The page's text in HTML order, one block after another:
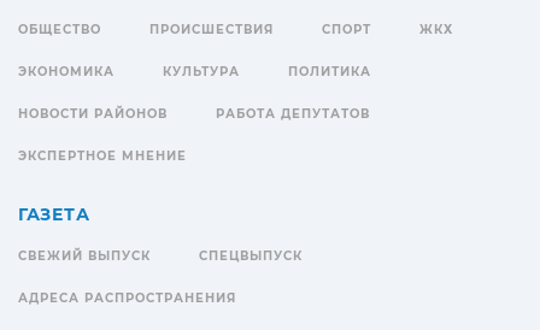
ОБЩЕСТВО ПРОИСШЕСТВИЯ СПОРТ ЖКХ
ЭКОНОМИКА КУЛЬТУРА ПОЛИТИКА
НОВОСТИ РАЙОНОВ РАБОТА ДЕПУТАТОВ
ЭКСПЕРТНОЕ МНЕНИЕ
ГАЗЕТА
СВЕЖИЙ ВЫПУСК СПЕЦВЫПУСК
АДРЕСА РАСПРОСТРАНЕНИЯ